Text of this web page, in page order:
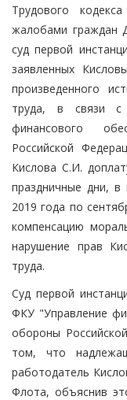
Трудового
жалобами граждан
суд первой
заявленных
произведенного
труда, в связи
финансового
Российской
Кислова С.И.
праздничные дни,
2019 года по
компенсацию
нарушение прав
труда.
Суд первой
ФКУ "Управление
обороны
том, что
работодатель
Флота, объяснив